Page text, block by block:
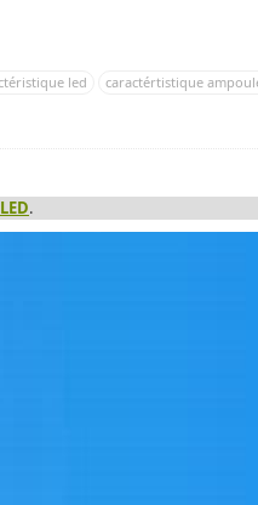
led
caractértistique
.